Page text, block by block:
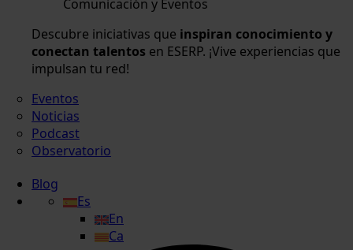
Comunicación y Eventos
Descubre iniciativas que inspiran conocimiento y
conectan talentos en ESERP. ¡Vive experiencias que
impulsan tu red!
Eventos
Noticias
Podcast
Observatorio
Blog
Es
En
Ca